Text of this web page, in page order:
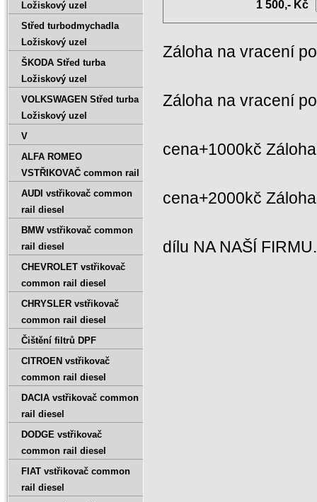
1 500,- Kč
Záloha na vracení
Záloha na vracení
cena+1000kč
cena+2000kč
dílu NA NAŠÍ
Ložiskový uzel
Střed turbodmychadla
Ložiskový uzel
ŠKODA Střed turba
Ložiskový uzel
VOLKSWAGEN Střed turba
Ložiskový uzel
V
ALFA ROMEO
VSTŘIKOVAČ common rail
AUDI vstřikovač common
rail diesel
BMW vstřikovač common
rail diesel
CHEVROLET vstřikovač
common rail diesel
CHRYSLER vstřikovač
common rail diesel
Čištění filtrů DPF
CITROEN vstřikovač
common rail diesel
DACIA vstřikovač common
rail diesel
DODGE vstřikovač
common rail diesel
FIAT vstřikovač common
rail diesel